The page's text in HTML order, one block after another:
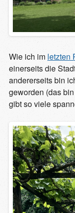
Wie ich im letzten
einerseits die
andererseits bin
geworden (das
gibt so viele